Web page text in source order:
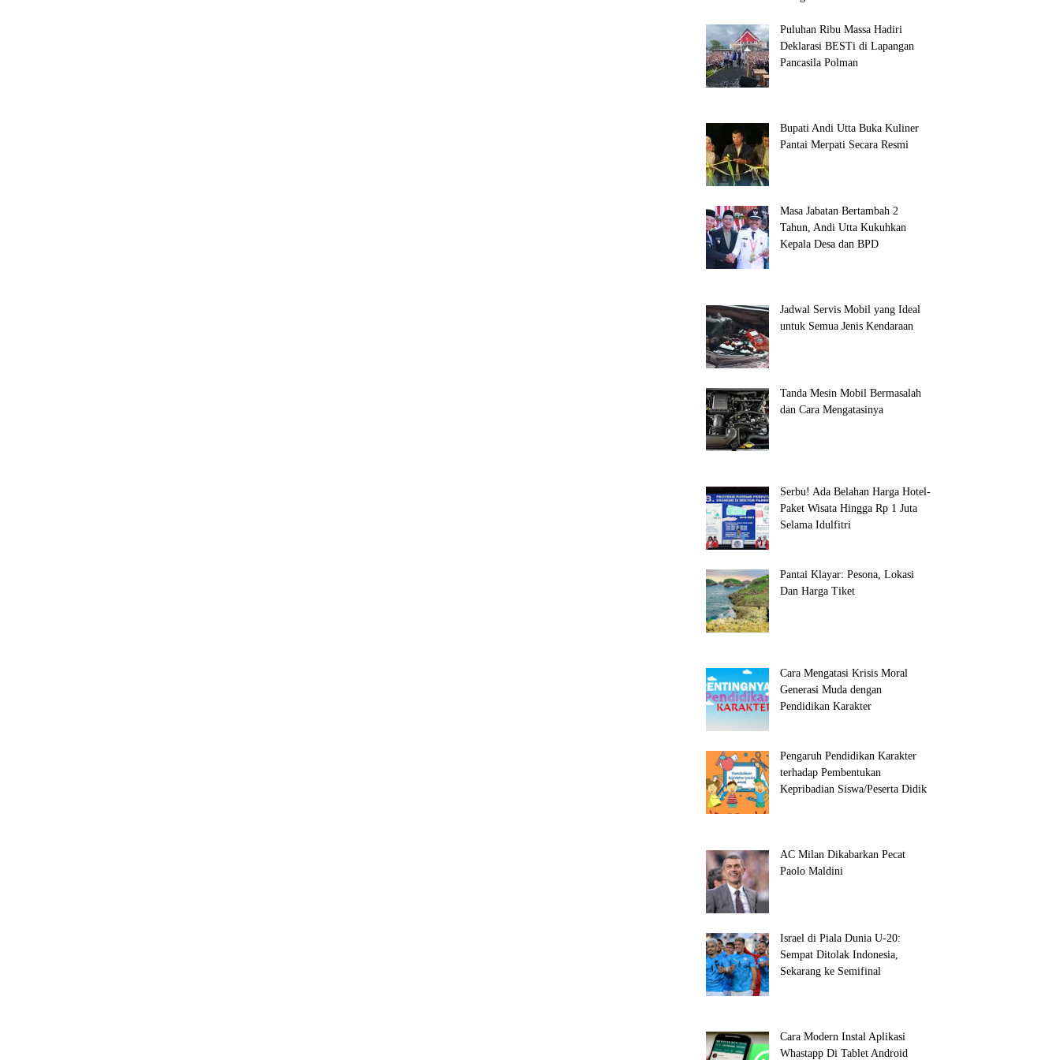
Puluhan Ribu Massa Hadiri
Deklarasi BESTi di Lapangan
Pancasila Polman
Bupati Andi Utta Buka Kuliner
Pantai Merpati Secara Resmi
Masa Jabatan Bertambah 2
Tahun, Andi Utta Kukuhkan
Kepala Desa dan BPD
Jadwal Servis Mobil yang Ideal
untuk Semua Jenis Kendaraan
Tanda Mesin Mobil Bermasalah
dan Cara Mengatasinya
Serbu! Ada Belahan Harga Hotel-
Paket Wisata Hingga Rp 1 Juta
Selama Idulfitri
Pantai Klayar: Pesona, Lokasi
Dan Harga Tiket
Cara Mengatasi Krisis Moral
Generasi Muda dengan
Pendidikan Karakter
Pengaruh Pendidikan Karakter
terhadap Pembentukan
Kepribadian Siswa/Peserta Didik
AC Milan Dikabarkan Pecat
Paolo Maldini
Israel di Piala Dunia U-20:
Sempat Ditolak Indonesia,
Sekarang ke Semifinal
Cara Modern Instal Aplikasi
Whastapp Di Tablet Android